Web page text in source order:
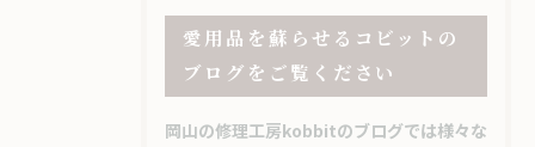
愛用品を蘇らせるコビットの
ブログをご覧ください
岡山の修理工房kobbitのブログでは様々な